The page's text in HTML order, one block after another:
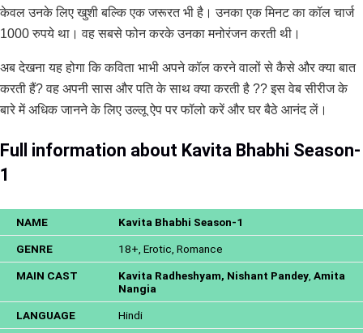
केवल उनके लिए खुशी बल्कि एक जरूरत भी है। उनका एक मिनट का कॉल चार्ज
1000 रुपये था। वह सबसे फोन करके उनका मनोरंजन करती थी।
अब देखना यह होगा कि कविता भाभी अपने कॉल करने वालों से कैसे और क्या बात
करती हैं? वह अपनी सास और पति के साथ क्या करती है ?? इस वेब सीरीज के
बारे में अधिक जानने के लिए उल्लू ऐप पर फॉलो करें और घर बैठे आनंद लें।
Full information about Kavita Bhabhi Season-
1
NAME Kavita Bhabhi Season-1
GENRE 18+, Erotic, Romance
MAIN CAST Kavita Radheshyam, Nishant Pandey Amita
Nangia
LANGUAGE Hindi